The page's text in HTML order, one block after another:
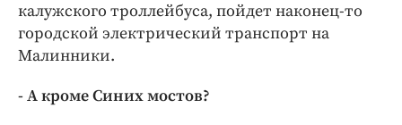
калужского троллейбуса, пойдет наконец-то
городской электрический транспорт на
Малинники.
- А кроме Синих мостов?